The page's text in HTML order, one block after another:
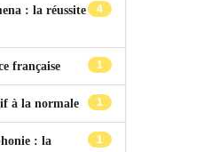
4
: la réussite
1
française
1
à la normale
1
: la